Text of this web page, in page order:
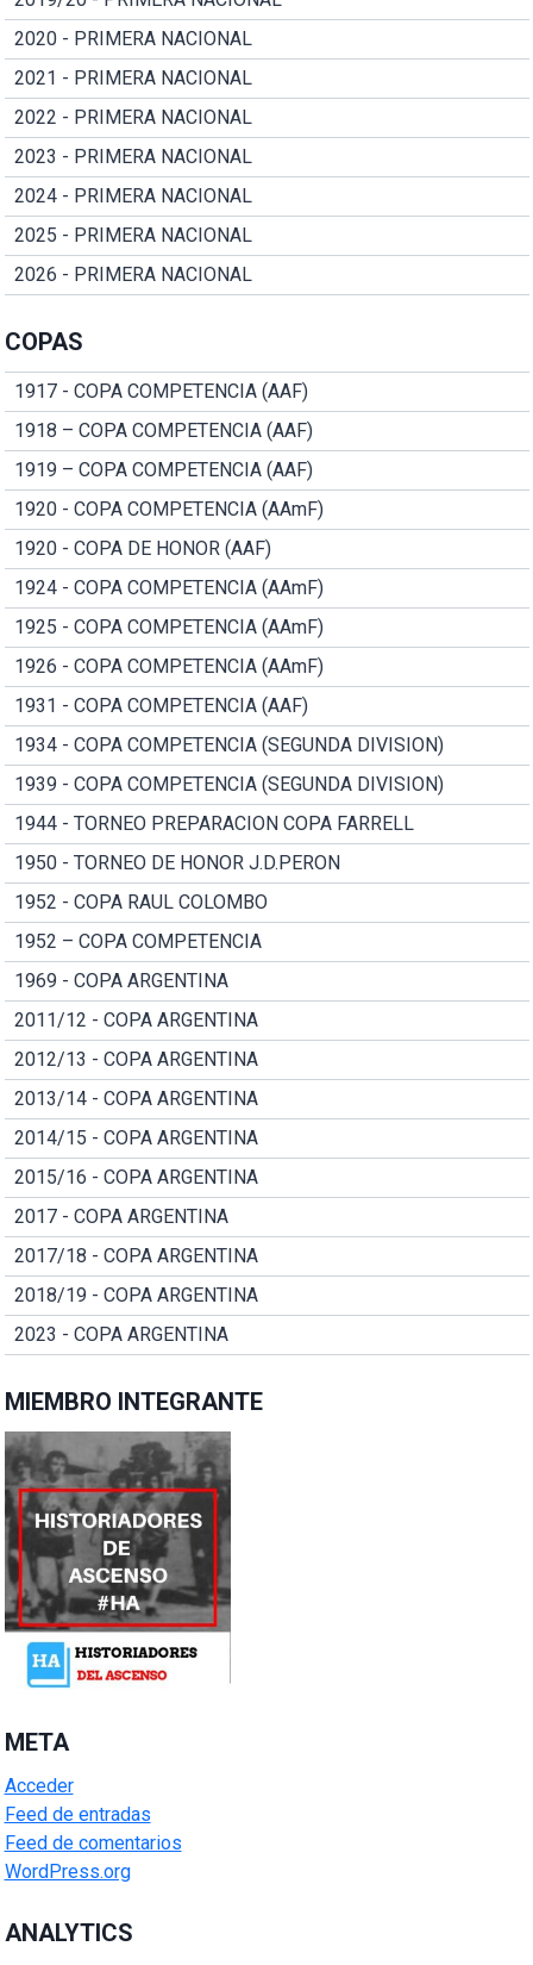
2020 - PRIMERA NACIONAL
2021 - PRIMERA NACIONAL
2022 - PRIMERA NACIONAL
2023 - PRIMERA NACIONAL
2024 - PRIMERA NACIONAL
2025 - PRIMERA NACIONAL
2026 - PRIMERA NACIONAL
COPAS
1917 - COPA COMPETENCIA (AAF)
1918 – COPA COMPETENCIA (AAF)
1919 – COPA COMPETENCIA (AAF)
1920 - COPA COMPETENCIA (AAmF)
1920 - COPA DE HONOR (AAF)
1924 - COPA COMPETENCIA (AAmF)
1925 - COPA COMPETENCIA (AAmF)
1926 - COPA COMPETENCIA (AAmF)
1931 - COPA COMPETENCIA (AAF)
1934 - COPA COMPETENCIA (SEGUNDA DIVISION)
1939 - COPA COMPETENCIA (SEGUNDA DIVISION)
1944 - TORNEO PREPARACION COPA FARRELL
1950 - TORNEO DE HONOR J.D.PERON
1952 - COPA RAUL COLOMBO
1952 – COPA COMPETENCIA
1969 - COPA ARGENTINA
2011/12 - COPA ARGENTINA
2012/13 - COPA ARGENTINA
2013/14 - COPA ARGENTINA
2014/15 - COPA ARGENTINA
2015/16 - COPA ARGENTINA
2017 - COPA ARGENTINA
2017/18 - COPA ARGENTINA
2018/19 - COPA ARGENTINA
2023 - COPA ARGENTINA
MIEMBRO INTEGRANTE
META
Acceder
Feed de entradas
Feed de comentarios
WordPress.org
ANALYTICS